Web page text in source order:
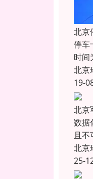
北京
停车
时间
北京
19-
北京
数据
且
北京
25-